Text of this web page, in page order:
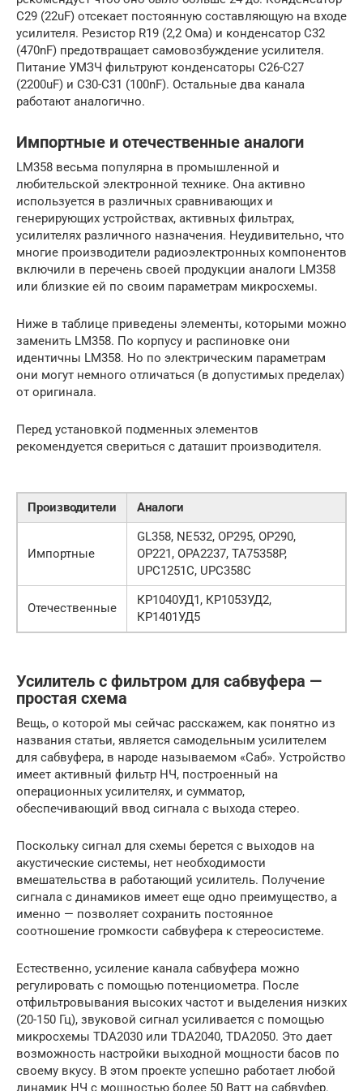
C29 (22uF) отсекает постоянную составляющую на входе
усилителя. Резистор R19 (2,2 Ома) и конденсатор C32
(470nF) предотвращает самовозбуждение усилителя.
Питание УМЗЧ фильтруют конденсаторы С26-C27
(2200uF) и C30-C31 (100nF). Остальные два канала
работают аналогично.
Импортные и отечественные аналоги
LM358 весьма популярна в промышленной и
любительской электронной технике. Она активно
используется в различных сравнивающих и
генерирующих устройствах, активных фильтрах,
усилителях различного назначения. Неудивительно, что
многие производители радиоэлектронных компонентов
включили в перечень своей продукции аналоги LM358
или близкие ей по своим параметрам микросхемы.
Ниже в таблице приведены элементы, которыми можно
заменить LM358. По корпусу и распиновке они
идентичны LM358. Но по электрическим параметрам
они могут немного отличаться (в допустимых пределах)
от оригинала.
Перед установкой подменных элементов
рекомендуется свериться с даташит производителя.
Производители Аналоги
Импортные
GL358, NE532, OP295, OP290,
OP221, OPA2237, TA75358P,
UPC1251C, UPC358C
Отечественные
КР1040УД1, КР1053УД2,
КР1401УД5
Усилитель с фильтром для сабвуфера —
простая схема
Вещь, о которой мы сейчас расскажем, как понятно из
названия статьи, является самодельным усилителем
для сабвуфера, в народе называемом «Саб». Устройство
имеет активный фильтр НЧ, построенный на
операционных усилителях, и сумматор,
обеспечивающий ввод сигнала с выхода стерео.
Поскольку сигнал для схемы берется с выходов на
акустические системы, нет необходимости
вмешательства в работающий усилитель. Получение
сигнала с динамиков имеет еще одно преимущество, а
именно — позволяет сохранить постоянное
соотношение громкости сабвуфера к стереосистеме.
Естественно, усиление канала сабвуфера можно
регулировать с помощью потенциометра. После
отфильтровывания высоких частот и выделения низких
(20-150 Гц), звуковой сигнал усиливается с помощью
микросхемы TDA2030 или TDA2040, TDA2050. Это дает
возможность настройки выходной мощности басов по
своему вкусу. В этом проекте успешно работает любой
динамик НЧ с мощностью более 50 Ватт на сабвуфер.